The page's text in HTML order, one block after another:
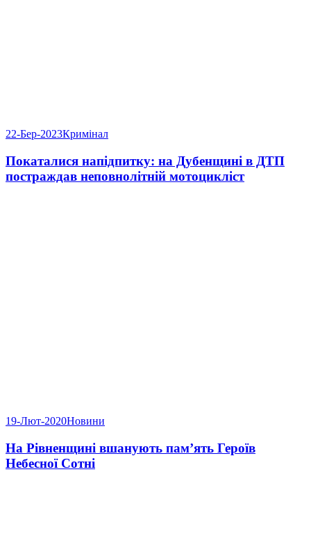
22-Бер-2023Кримінал
Покаталися напідпитку: на Дубенщині в ДТП
постраждав неповнолітній мотоцикліст
19-Лют-2020Новини
На Рівненщині вшанують пам’ять Героїв
Небесної Сотні